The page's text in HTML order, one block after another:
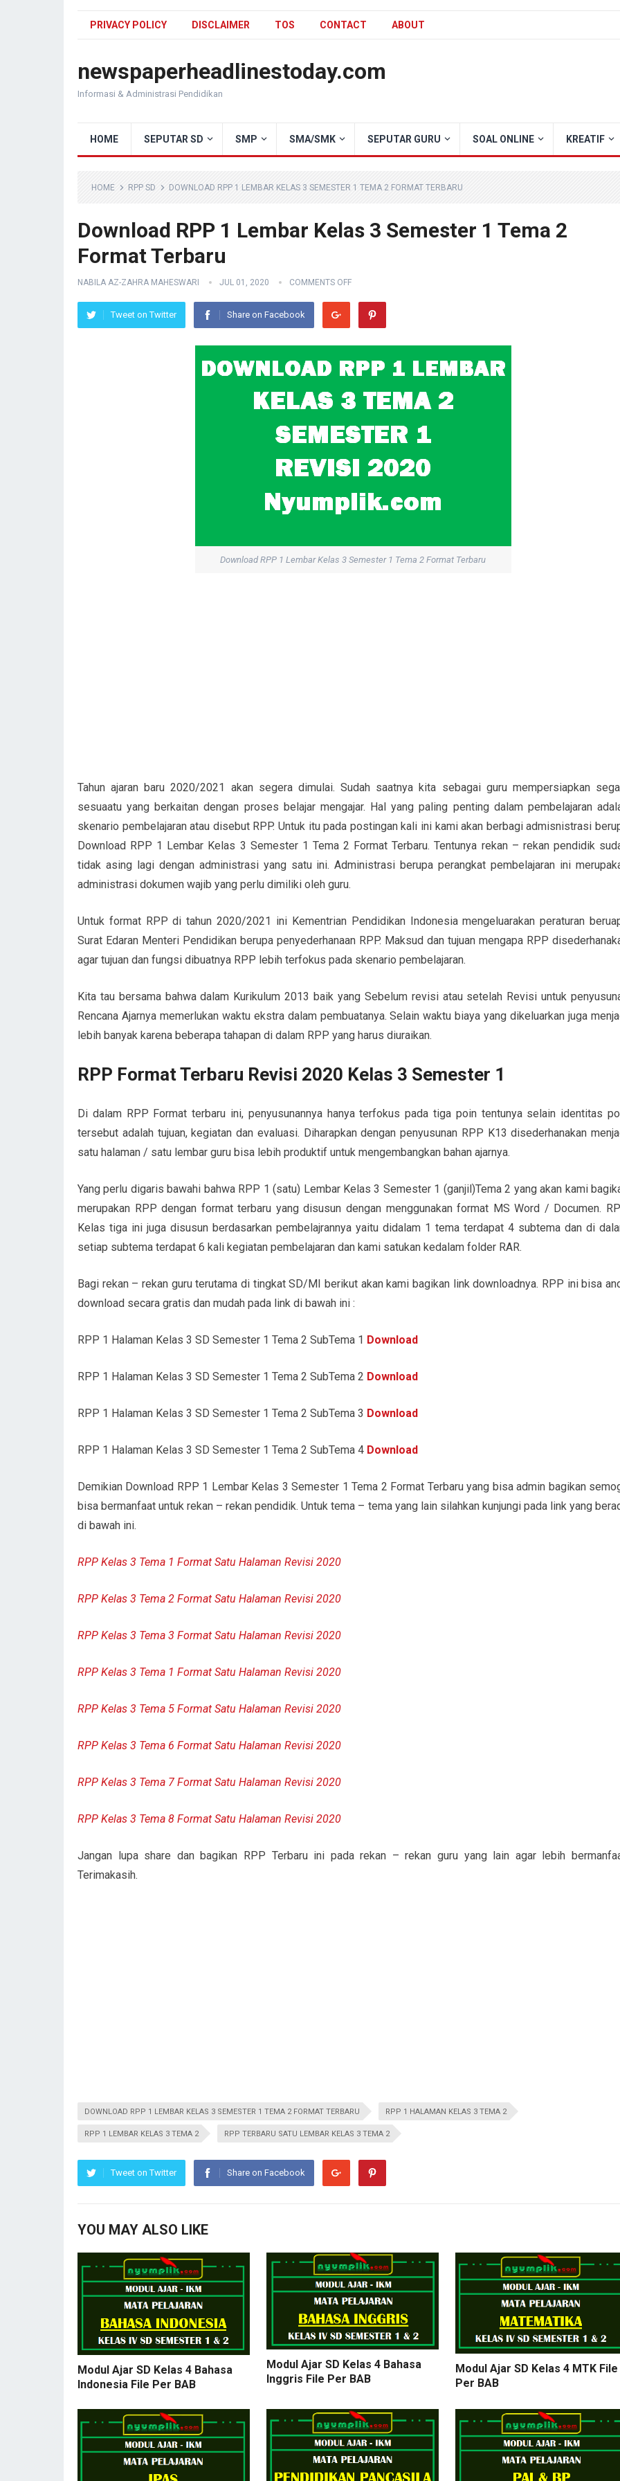
PRIVACY POLICY DISCLAIMER TOS CONTACT ABOUT
newspaperheadlinestoday.com
Informasi & Administrasi Pendidikan
HOME SEPUTAR SD SMP SMA/SMK SEPUTAR GURU SOAL ONLINE KREATIF
HOME RPP SD DOWNLOAD RPP 1 LEMBAR KELAS 3 SEMESTER 1 TEMA 2 FORMAT TERBARU
Download RPP 1 Lembar Kelas 3 Semester 1 Tema 2
Format Terbaru
NABILA AZ-ZAHRA MAHESWARI JUL 01, 2020 COMMENTS OFF
Tweet on Twitter Share on Facebook
Download RPP 1 Lembar Kelas 3 Semester 1 Tema 2 Format Terbaru
Tahun ajaran baru 2020/2021 akan segera dimulai. Sudah saatnya kita sebagai guru mempersiapkan
sesuaatu yang berkaitan dengan proses belajar mengajar. Hal yang paling penting dalam pembelajaran
skenario pembelajaran atau disebut RPP. Untuk itu pada postingan kali ini kami akan berbagi admisnistrasi
Download RPP 1 Lembar Kelas 3 Semester 1 Tema 2 Format Terbaru. Tentunya rekan – rekan pendidik
tidak asing lagi dengan administrasi yang satu ini. Administrasi berupa perangkat pembelajaran ini
administrasi dokumen wajib yang perlu dimiliki oleh guru.
Untuk format RPP di tahun 2020/2021 ini Kementrian Pendidikan Indonesia mengeluarakan peraturan
Surat Edaran Menteri Pendidikan berupa penyederhanaan RPP. Maksud dan tujuan mengapa RPP
agar tujuan dan fungsi dibuatnya RPP lebih terfokus pada skenario pembelajaran.
Kita tau bersama bahwa dalam Kurikulum 2013 baik yang Sebelum revisi atau setelah Revisi untuk
Rencana Ajarnya memerlukan waktu ekstra dalam pembuatanya. Selain waktu biaya yang dikeluarkan juga
lebih banyak karena beberapa tahapan di dalam RPP yang harus diuraikan.
RPP Format Terbaru Revisi 2020 Kelas 3 Semester 1
Di dalam RPP Format terbaru ini, penyusunannya hanya terfokus pada tiga poin tentunya selain identitas
tersebut adalah tujuan, kegiatan dan evaluasi. Diharapkan dengan penyusunan RPP K13 disederhanakan
satu halaman / satu lembar guru bisa lebih produktif untuk mengembangkan bahan ajarnya.
Yang perlu digaris bawahi bahwa RPP 1 (satu) Lembar Kelas 3 Semester 1 (ganjil)Tema 2 yang akan kami
merupakan RPP dengan format terbaru yang disusun dengan menggunakan format MS Word / Documen.
Kelas tiga ini juga disusun berdasarkan pembelajrannya yaitu didalam 1 tema terdapat 4 subtema dan di
setiap subtema terdapat 6 kali kegiatan pembelajaran dan kami satukan kedalam folder RAR.
Bagi rekan – rekan guru terutama di tingkat SD/MI berikut akan kami bagikan link downloadnya. RPP ini bisa
download secara gratis dan mudah pada link di bawah ini :
RPP 1 Halaman Kelas 3 SD Semester 1 Tema 2 SubTema 1 Download
RPP 1 Halaman Kelas 3 SD Semester 1 Tema 2 SubTema 2 Download
RPP 1 Halaman Kelas 3 SD Semester 1 Tema 2 SubTema 3 Download
RPP 1 Halaman Kelas 3 SD Semester 1 Tema 2 SubTema 4 Download
Demikian Download RPP 1 Lembar Kelas 3 Semester 1 Tema 2 Format Terbaru yang bisa admin bagikan
bisa bermanfaat untuk rekan – rekan pendidik. Untuk tema – tema yang lain silahkan kunjungi pada link yang
di bawah ini.
RPP Kelas 3 Tema 1 Format Satu Halaman Revisi 2020
RPP Kelas 3 Tema 2 Format Satu Halaman Revisi 2020
RPP Kelas 3 Tema 3 Format Satu Halaman Revisi 2020
RPP Kelas 3 Tema 1 Format Satu Halaman Revisi 2020
RPP Kelas 3 Tema 5 Format Satu Halaman Revisi 2020
RPP Kelas 3 Tema 6 Format Satu Halaman Revisi 2020
RPP Kelas 3 Tema 7 Format Satu Halaman Revisi 2020
RPP Kelas 3 Tema 8 Format Satu Halaman Revisi 2020
Jangan lupa share dan bagikan RPP Terbaru ini pada rekan – rekan guru yang lain agar lebih
Terimakasih.
DOWNLOAD RPP 1 LEMBAR KELAS 3 SEMESTER 1 TEMA 2 FORMAT TERBARU RPP 1 HALAMAN KELAS 3 TEMA 2
RPP 1 LEMBAR KELAS 3 TEMA 2 RPP TERBARU SATU LEMBAR KELAS 3 TEMA 2
Tweet on Twitter Share on Facebook
YOU MAY ALSO LIKE
Modul Ajar SD Kelas 4 Bahasa
Indonesia File Per BAB
Modul Ajar SD Kelas 4 Bahasa
Inggris File Per BAB
Modul Ajar SD Kelas 4 MTK File
Per BAB